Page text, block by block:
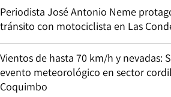
Periodista José Antonio Neme
tránsito con motociclista en Las
Vientos de hasta 70 km/h y nevadas:
evento meteorológico en sector
Coquimbo